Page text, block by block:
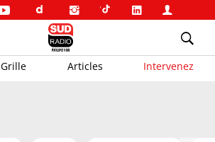
Grille Articles Intervenez